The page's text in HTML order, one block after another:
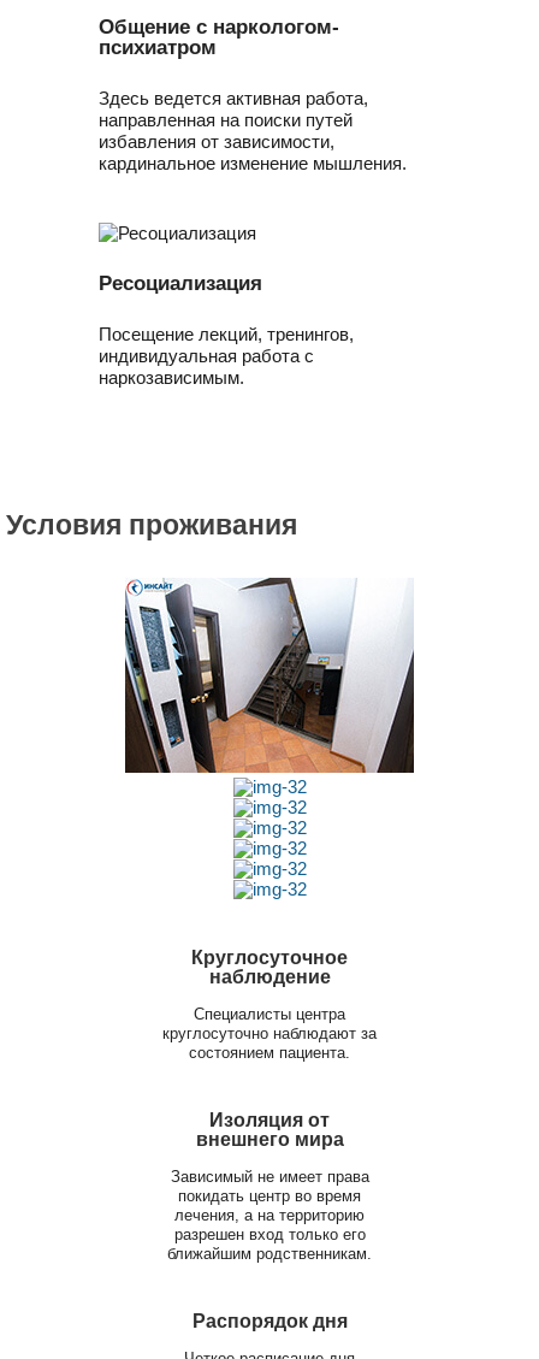
Общение с наркологом-
психиатром
Здесь ведется активная работа,
направленная на поиски путей
избавления от зависимости,
кардинальное изменение мышления.
Ресоциализация
Посещение лекций, тренингов,
индивидуальная работа с
наркозависимым.
Условия проживания
Круглосуточное
наблюдение
Специалисты центра
круглосуточно наблюдают за
состоянием пациента.
Изоляция от
внешнего мира
Зависимый не имеет права
покидать центр во время
лечения, а на территорию
разрешен вход только его
ближайшим родственникам.
Распорядок дня